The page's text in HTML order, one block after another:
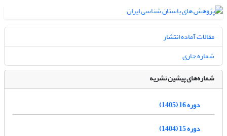
مقالات آماده انتشار
شماره جاری
شماره‌های پیشین نشریه
دوره 16 (1405)
دوره 15 (1404)